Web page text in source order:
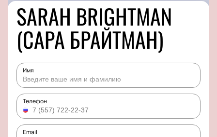
SARAH BRIGHTMAN
(САРА БРАЙТМАН)
Имя
Телефон
Email